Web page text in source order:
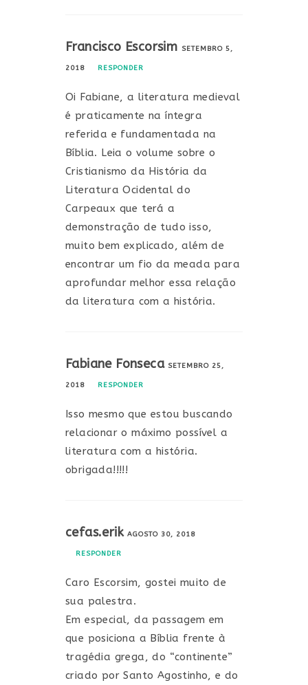
Francisco Escorsim SETEMBRO 5,
2018 RESPONDER
Oi Fabiane, a literatura medieval
é praticamente na íntegra
referida e fundamentada na
Bíblia. Leia o volume sobre o
Cristianismo da História da
Literatura Ocidental do
Carpeaux que terá a
demonstração de tudo isso,
muito bem explicado, além de
encontrar um fio da meada para
aprofundar melhor essa relação
da literatura com a história.
Fabiane Fonseca SETEMBRO 25,
2018 RESPONDER
Isso mesmo que estou buscando
relacionar o máximo possível a
literatura com a história.
obrigada!!!!!
cefas.erikAGOSTO 30, 2018
RESPONDER
Caro Escorsim, gostei muito de
sua palestra.
Em especial, da passagem em
que posiciona a Bíblia frente à
tragédia grega, do “continente”
criado por Santo Agostinho, e do